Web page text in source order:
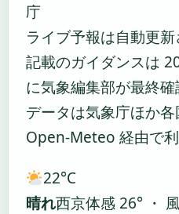
庁
ライブ予報は自動更新
記載のガイダンスは
に気象編集部が最終確
データは気象庁ほか
Open-Meteo 経由で利
22°C
晴れ西京体感 26° ・